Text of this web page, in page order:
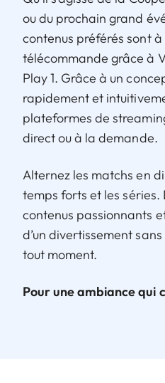
ou du prochain grand
contenus préférés sont
télécommande grâce à
Play 1. Grâce à un
rapidement et
plateformes de
direct ou à la demande.
Alternez les matchs en
temps forts et les séries.
contenus passionnants
d’un divertissement
tout moment.
Pour une ambiance qui